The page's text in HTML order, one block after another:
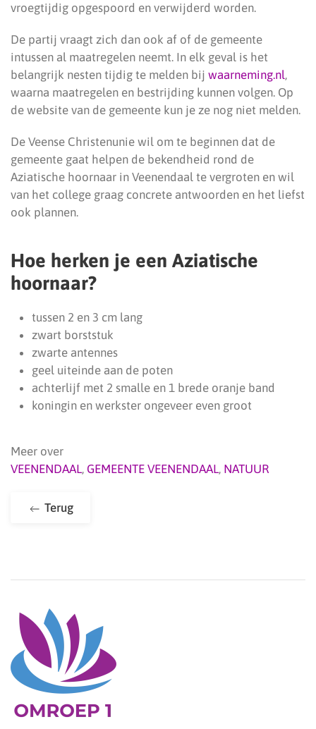
vroegtijdig opgespoord en verwijderd worden.
De partij vraagt zich dan ook af of de gemeente
intussen al maatregelen neemt. In elk geval is het
belangrijk nesten tijdig te melden bij waarneming.nl,
waarna maatregelen en bestrijding kunnen volgen. Op
de website van de gemeente kun je ze nog niet melden.
De Veense Christenunie wil om te beginnen dat de
gemeente gaat helpen de bekendheid rond de
Aziatische hoornaar in Veenendaal te vergroten en wil
van het college graag concrete antwoorden en het liefst
ook plannen.
Hoe herken je een Aziatische
hoornaar?
tussen 2 en 3 cm lang
zwart borststuk
zwarte antennes
geel uiteinde aan de poten
achterlijf met 2 smalle en 1 brede oranje band
koningin en werkster ongeveer even groot
Meer over
VEENENDAAL, GEMEENTE VEENENDAAL, NATUUR
Terug